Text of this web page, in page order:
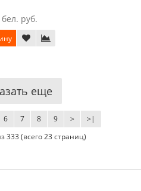
руб.
еще
6 7 8 9 > >|
333 (всего 23 страниц)